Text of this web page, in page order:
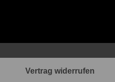
Vertrag widerrufen